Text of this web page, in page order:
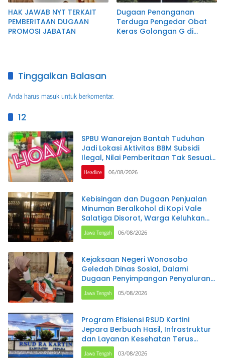
HAK JAWAB NYT TERKAIT
PEMBERITAAN DUGAAN
PROMOSI JABATAN
Dugaan Penanganan
Terduga Pengedar Obat
Keras Golongan G di
Tinggalkan Balasan
Anda harusmasukuntuk berkomentar.
12
SPBU Wanarejan Bantah Tuduhan
Jadi Lokasi Aktivitas BBM Subsidi
Ilegal, Nilai Pemberitaan Tak Sesuai
Kode Etik Jurnalistik dan
Pertimbangkan Jalur Hukum
Headline 06/08/2026
Kebisingan dan Dugaan Penjualan
Minuman Beralkohol di Kopi Vale
Salatiga Disorot, Warga Keluhkan
Gangguan hingga Larut Malam
Jawa Tengah 06/08/2026
Kejaksaan Negeri Wonosobo
Geledah Dinas Sosial, Dalami
Dugaan Penyimpangan Penyaluran
Program PKH
Jawa Tengah 05/08/2026
Program Efisiensi RSUD Kartini
Jepara Berbuah Hasil, Infrastruktur
dan Layanan Kesehatan Terus
Ditingkatkan
Jawa Tengah 03/08/2026